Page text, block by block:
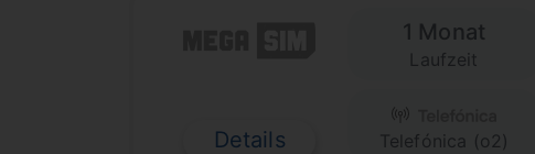
Details
1 Monat
Laufzeit
Telefónica (o2)